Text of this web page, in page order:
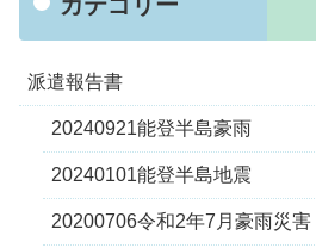
派遣報告書
20240921能登半島豪雨
20240101能登半島地震
20200706令和2年7月豪雨災害